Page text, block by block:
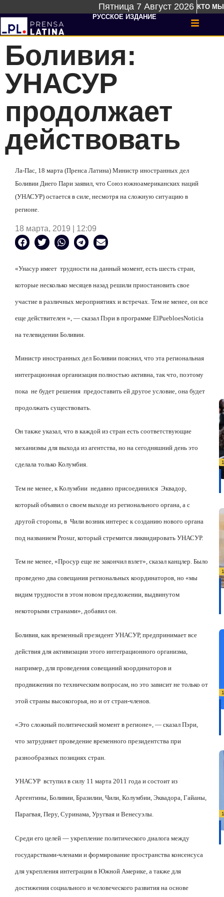
Пятница 7 Август 2026 КТО МЫ
РУССКОЕ ИЗДАНИЕ
Боливия:
УНАСУР
продолжает
действовать
Ла-Пас, 18 марта (Пренса Латина) Министр иностранных дел
Боливии Диего Пари заявил, что Союз южноамериканских наций
(УНАСУР) остается в силе, несмотря на сложную ситуацию в
регионе.
18 марта, 2019 | 12:09
«Унасур имеет трудности на данный момент, есть шесть стран,
которые несколько месяцев назад решили приостановить свое
участие в различных мероприятиях и встречах. Тем не менее, он все
еще действителен », — сказал Пэри в программе ElPuebloesNoticia
на телевидении Боливии.
Министр иностранных дел Боливии пояснил, что эта региональная
интеграционная организация полностью активна, так что, поэтому
пока не будет решения предоставить ей другое условие, она будет
продолжать существовать.
Он также указал, что в каждой из стран есть соответствующие
механизмы для выхода из агентства, но на сегодняшний день это
сделала только Колумбия.
Тем не менее, к Колумбии недавно присоединился Эквадор,
который объявил о своем выходе из регионального органа, а с
другой стороны, в Чили возник интерес к созданию нового органа
под названием Prosur, который стремится ликвидировать УНАСУР.
Тем не менее, «Просур еще не закончил взлет», сказал канцлер. Было
проведено два совещания региональных координаторов, но «мы
видим трудности в этом новом предложении, выдвинутом
некоторыми странами», добавил он.
Боливия, как временный президент УНАСУР, предпринимает все
действия для активизации этого интеграционного организма,
например, для проведения совещаний координаторов и
продвижения по техническим вопросам, но это зависит не только от
этой страны высокогорья, но и от стран-членов.
«Это сложный политический момент в регионе», — сказал Пэри,
что затрудняет проведение временного президентства при
разнообразных позициях стран.
УНАСУР вступил в силу 11 марта 2011 года и состоит из
Аргентины, Боливии, Бразилии, Чили, Колумбии, Эквадора, Гайаны,
Парагвая, Перу, Суринама, Уругвая и Венесуэлы.
Среди его целей — укрепление политического диалога между
государствами-членами и формирование пространства консенсуса
для укрепления интеграции в Южной Америке, а также для
достижения социального и человеческого развития на основе